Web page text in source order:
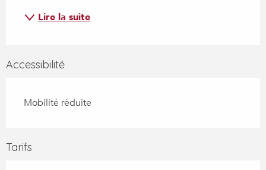
Lire la suite
Accessibilité
Mobilité réduite
Tarifs